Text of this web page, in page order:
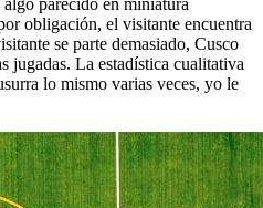
parecido en miniatura
obligación, el visitante encuentra
se parte demasiado, Cusco
jugadas. La estadística cualitativa
lo mismo varias veces, yo le